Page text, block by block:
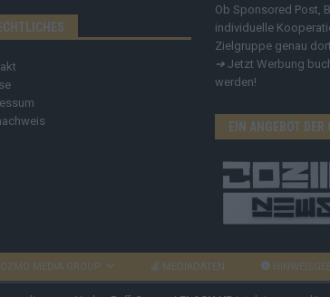
Ob Sponsored Post,
individuelle
Zielgruppe genau
➔ Jetzt Werbung
werden!
EIN ANGEBOT
MEDIA GROUP MEDIADATEN